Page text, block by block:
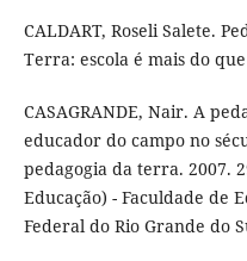
CALDART, Roseli Salete.
Terra: escola é mais do
CASAGRANDE, Nair. A
educador do campo no
pedagogia da terra. 2007.
Educação) - Faculdade de
Federal do Rio Grande do